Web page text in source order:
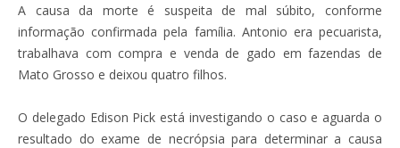
A causa da morte é suspeita de mal súbito, conforme
informação confirmada pela família. Antonio era pecuarista,
trabalhava com compra e venda de gado em fazendas de
Mato Grosso e deixou quatro filhos.
O delegado Edison Pick está investigando o caso e aguarda o
resultado do exame de necrópsia para determinar a causa